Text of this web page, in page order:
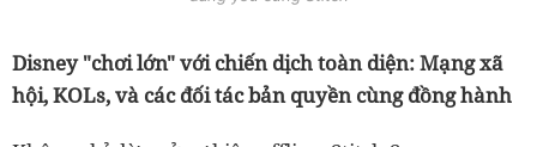
Disney "chơi lớn" với chiến dịch toàn diện: Mạng xã
hội, KOLs, và các đối tác bản quyền cùng đồng hành